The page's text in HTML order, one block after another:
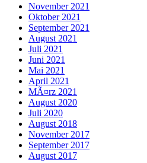
November 2021
Oktober 2021
September 2021
August 2021
Juli 2021
Juni 2021
Mai 2021
April 2021
MÃ¤rz 2021
August 2020
Juli 2020
August 2018
November 2017
September 2017
August 2017